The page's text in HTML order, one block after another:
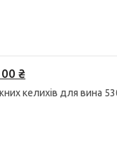
₴
келихів для вина